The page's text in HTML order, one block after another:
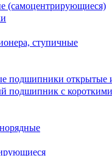
(самоцентрирующиеся)
ступичные
подшипники открытые
подшипник с